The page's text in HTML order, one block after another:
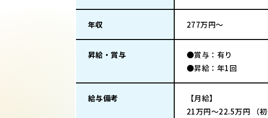
年収 277万円～
昇給・賞与
●賞与：有り
●昇給：年1回
給与備考
【月給】
21万円～22.5万円 （初